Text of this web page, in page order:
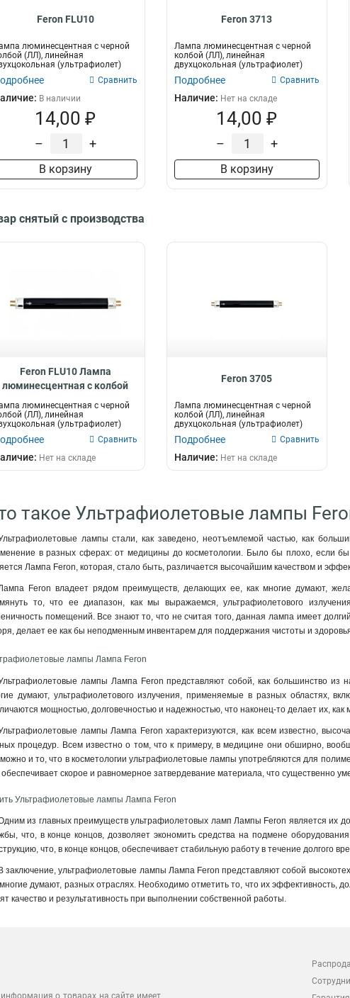
Feron FLU10
люминесцентная с черной
(ЛЛ), линейная
(ультрафиолет)
FLU10, T...
Сравнить
В наличии
14,00 ₽
– +
В корзину
Feron 3713
Лампа люминесцентная с черной
колбой (ЛЛ), линейная
двухцокольная (ультрафиолет)
FERON FLU10, T...
Подробнее Сравнить
Наличие: Нет на складе
14,00 ₽
– +
В корзину
снятый с производства
Feron FLU10 Лампа
люминесцентная с колбой
двухцокольная
(ультрафиолет)
люминесцентная с черной
(ЛЛ), линейная
(ультрафиолет)
FLU10, T...
Сравнить
Нет на складе
Feron 3705
Лампа люминесцентная с черной
колбой (ЛЛ), линейная
двухцокольная (ультрафиолет)
FERON FLU10, T...
Подробнее Сравнить
Наличие: Нет на складе
такое Ультрафиолетовые лампы
лампы стали, как заведено, неотъемлемой частью, как
в разных сферах: от медицины до косметологии. Было бы плохо, если
Лампа Feron, которая, стало быть, различается высочайшим качеством и
Feron владеет рядом преимуществ, делающих ее, как многие думают,
то, что ее диапазон, как мы выражаемся, ультрафиолетового
помещений. Все знают то, что не считая того, данная лампа имеет
делает ее как бы неподменным инвентарем для поддержания чистоты и
лампы Лампа Feron
лампы Лампа Feron представляют собой, как большинство из
думают, ультрафиолетового излучения, применяемые в разных областях,
мощностью, долговечностью и надежностью, что наконец-то делает их,
лампы Лампа Feron характеризуются, как всем известно,
процедур. Всем известно о том, что к примеру, в медицине они обширно,
и то, что в косметологии ультрафиолетовые лампы употребляются для
обеспечивает скорое и равномерное затвердевание материала, что существенно
Ультрафиолетовые лампы Лампа Feron
из главных преимуществ ультрафиолетовых ламп Лампы Feron является их
что, в конце концов, дозволяет экономить средства на подмене
что, в конце концов, обеспечивает стабильную работу в течение долгого
В заключение, ультрафиолетовые лампы Лампа Feron представляют собой
многие думают, разных отраслях. Необходимо отметить то, что их эффективность,
качество и результативность при выполнении собственной работы.
о товарах на сайте имеет